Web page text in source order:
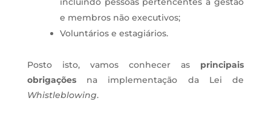
e membros não executivos;
Voluntários e estagiários.
Posto isto, vamos conhecer as principais
obrigaçõesna implementação da Lei de
Whistleblowing.